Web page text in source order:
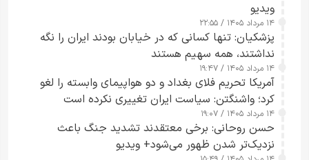
ویدیو
۱۴ مرداد ۱۴۰۵ / ۲۲:۵۵
پزشکیان: تنها کسانی که در خیابان بودند ایران را نگه
نداشتند، همه سهیم هستند
۱۴ مرداد ۱۴۰۵ / ۱۹:۴۷
آمریکا تحریم فلای بغداد و دو هواپیمای وابسته را لغو
کرد؛ واشنگتن: سیاست ایران تغییری نکرده است
۱۴ مرداد ۱۴۰۵ / ۱۹:۰۷
حسن روحانی: برخی معتقدند تشدید جنگ باعث
نزدیک‌تر شدن ظهور می‌شود+ ویدیو